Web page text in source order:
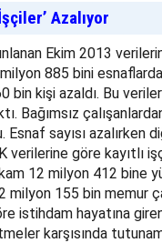
Azalıyor
Ekim 2013
885 bini
bin kişi azaldı. Bu
Bağımsız
Esnaf sayısı azalırken
verilerine göre kayıtlı
12 milyon 412 bine
milyon 155 bin memur
istihdam hayatına
karşısında